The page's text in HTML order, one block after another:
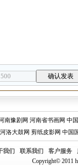
南豫剧网 河南省书画网 中
河洛大鼓网 剪纸皮影网 中国
我们 联系我们 客户服务
Copyright© 2011